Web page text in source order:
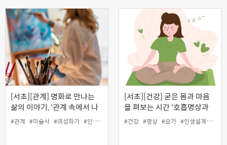
[서초][관계] 명화로 만나는
삶의 이야기, '관계 속에서 나
를 지키며 살아간 여성 화가
들' (온라인)
#관계 #미술사 #여성화가 #인생설계
[서초][건강] 굳은 몸과 마음
을 펴보는 시간 '호흡명상과
회복요가'
#건강 #명상 #요가 #인생설계 #호흡